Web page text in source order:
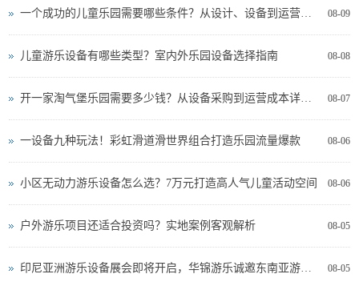
08-09
一个成功的儿童乐园需要哪些条件？从设计、设备到运营全面解析
08-08
儿童游乐设备有哪些类型？室内外乐园设备选择指南
08-07
开一家淘气堡乐园需要多少钱？从设备采购到运营成本详细分析
08-06
一设备九种玩法！彩虹滑道滑世界组合打造乐园流量爆款
08-06
小区无动力游乐设备怎么选？7万元打造高人气儿童活动空间
08-05
户外游乐项目还适合投资吗？实地案例客观解析
08-05
印尼亚洲游乐设备展会即将开启，华锦游乐诚邀东南亚游乐投资者现场交流